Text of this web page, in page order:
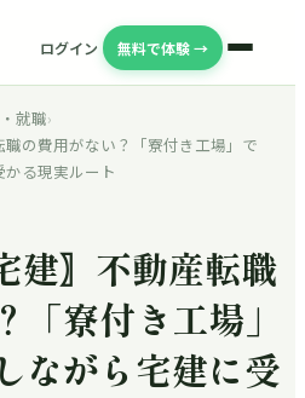
ログイン 無料で体験 →
就職›
の費用がない？「寮付き工場」で
る現実ルート
建〗不動産転職
「寮付き工場」
ながら宅建に受